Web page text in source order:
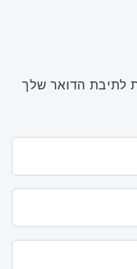
לתיבת הדואר שלך